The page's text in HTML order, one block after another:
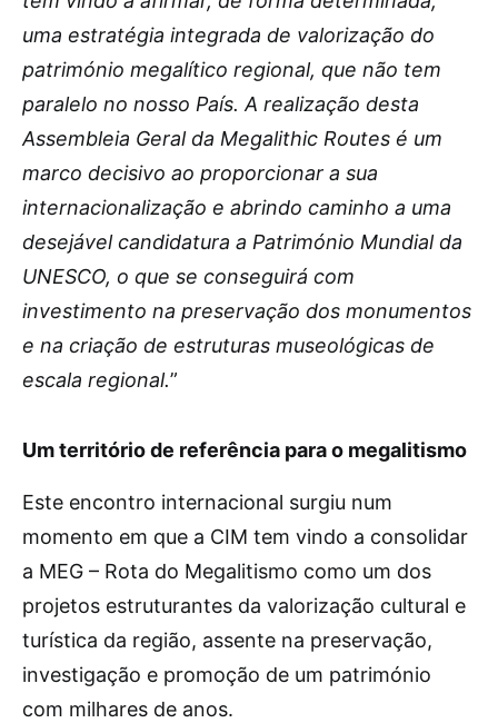
uma estratégia integrada de valorização do
património megalítico regional, que não tem
paralelo no nosso País. A realização desta
Assembleia Geral da Megalithic Routes é um
marco decisivo ao proporcionar a sua
internacionalização e abrindo caminho a uma
desejável candidatura a Património Mundial da
UNESCO, o que se conseguirá com
investimento na preservação dos monumentos
e na criação de estruturas museológicas de
escala regional.”
Um território de referência para o megalitismo
Este encontro internacional surgiu num
momento em que a CIM tem vindo a consolidar
a MEG – Rota do Megalitismo como um dos
projetos estruturantes da valorização cultural e
turística da região, assente na preservação,
investigação e promoção de um património
com milhares de anos.